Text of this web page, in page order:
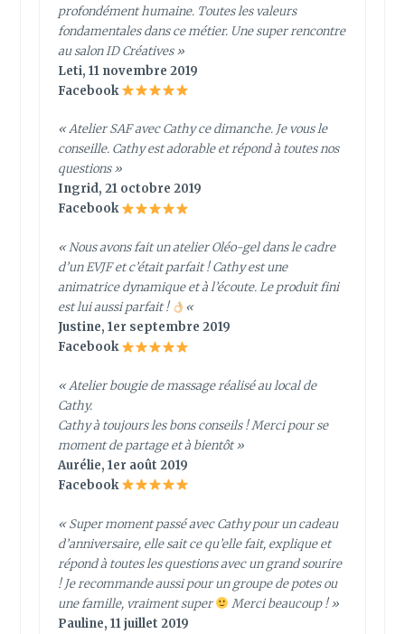
profondément humaine. Toutes les valeurs
fondamentales dans ce métier. Une super rencontre
au salon ID Créatives »
Leti, 11 novembre 2019
Facebook
« Atelier SAF avec Cathy ce dimanche. Je vous le
conseille. Cathy est adorable et répond à toutes nos
questions »
Ingrid, 21 octobre 2019
Facebook
« Nous avons fait un atelier Oléo-gel dans le cadre
d’un EVJF et c’était parfait ! Cathy est une
animatrice dynamique et à l’écoute. Le produit fini
est lui aussi parfait !
«
Justine, 1er septembre 2019
Facebook
« Atelier bougie de massage réalisé au local de
Cathy.
Cathy à toujours les bons conseils ! Merci pour se
moment de partage et à bientôt »
Aurélie, 1er août 2019
Facebook
« Super moment passé avec Cathy pour un cadeau
d’anniversaire, elle sait ce qu’elle fait, explique et
répond à toutes les questions avec un grand sourire
! Je recommande aussi pour un groupe de potes ou
une famille, vraiment super
Merci beaucoup ! »
Pauline, 11 juillet 2019